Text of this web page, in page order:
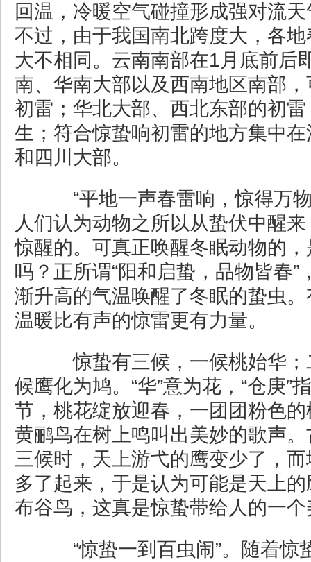
回温，冷暖空气碰撞形成强对流
不过，由于我国南北跨度大，各
大不相同。云南南部在1月底前后
南、华南大部以及西南地区南部
初雷；华北大部、西北东部的初
生；符合惊蛰响初雷的地方集中
和四川大部。
“平地一声春雷响，惊得万物
人们认为动物之所以从蛰伏中醒
惊醒的。可真正唤醒冬眠动物的
吗？正所谓“阳和启蛰，品物皆春”
渐升高的气温唤醒了冬眠的蛰虫
温暖比有声的惊雷更有力量。
惊蛰有三候，一候桃始华；
候鹰化为鸠。“华”意为花，“仓庚”
节，桃花绽放迎春，一团团粉色
黄鹂鸟在树上鸣叫出美妙的歌声
三候时，天上游弋的鹰变少了，
多了起来，于是认为可能是天上
布谷鸟，这真是惊蛰带给人的一
“惊蛰一到百虫闹”。随着惊